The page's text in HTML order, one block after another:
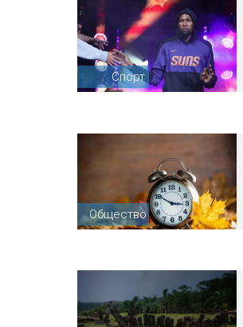
Спорт
Общество